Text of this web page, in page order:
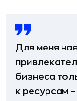
Для меня
бизнеса
к ресурсам